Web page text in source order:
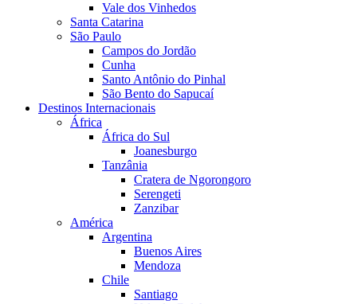
Vale dos Vinhedos
Santa Catarina
São Paulo
Campos do Jordão
Cunha
Santo Antônio do Pinhal
São Bento do Sapucaí
Destinos Internacionais
África
África do Sul
Joanesburgo
Tanzânia
Cratera de Ngorongoro
Serengeti
Zanzibar
América
Argentina
Buenos Aires
Mendoza
Chile
Santiago